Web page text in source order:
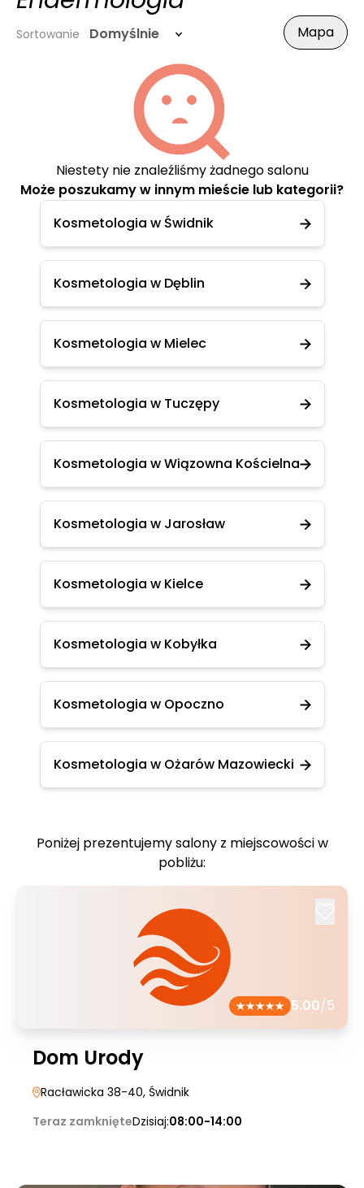
Sortowanie Domyślnie Mapa
Niestety nie znaleźliśmy żadnego salonu
Może poszukamy w innym mieście lub kategorii?
Kosmetologia w Świdnik
Kosmetologia w Dęblin
Kosmetologia w Mielec
Kosmetologia w Tuczępy
Kosmetologia w Wiązowna Kościelna
Kosmetologia w Jarosław
Kosmetologia w Kielce
Kosmetologia w Kobyłka
Kosmetologia w Opoczno
Kosmetologia w Ożarów Mazowiecki
Poniżej prezentujemy salony z miejscowości w
pobliżu:
5.00/5
Dom Urody
Racławicka 38-40, Świdnik
Teraz zamknięteDzisiaj:08:00-14:00